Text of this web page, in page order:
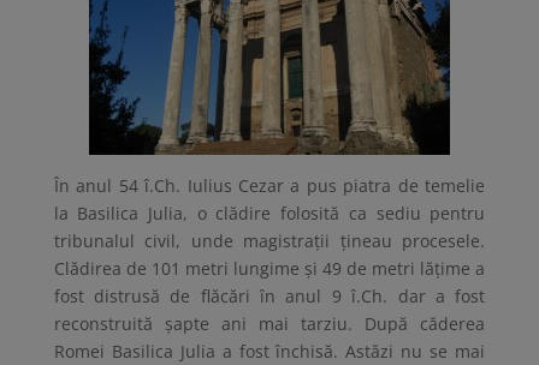
În anul 54 î.Ch. Iulius Cezar a pus piatra de temelie
la Basilica Julia, o clădire folosită ca sediu pentru
tribunalul civil, unde magistrații țineau procesele.
Clădirea de 101 metri lungime și 49 de metri lățime a
fost distrusă de flăcări în anul 9 î.Ch. dar a fost
reconstruită șapte ani mai tarziu. După căderea
Romei Basilica Julia a fost închisă. Astăzi nu se mai